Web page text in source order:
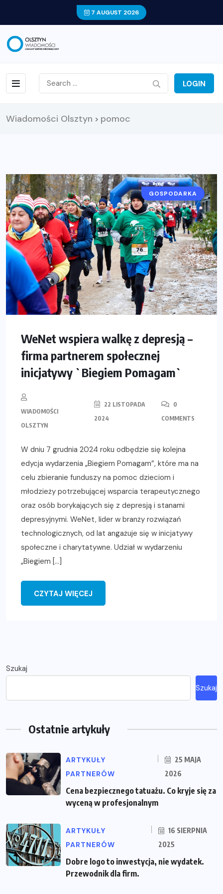
7 AUGUST 2026
LOGIN
Wiadomości Olsztyn > pomoc
GOSPODARKA
WeNet wspiera walkę z depresją –
firma partnerem społecznej
inicjatywy `Biegiem Pomagam`
WIADOMOŚCI
OLSZTYN
22 LISTOPADA
2024
0
COMMENTS
W dniu 7 grudnia 2024 roku odbędzie się kolejna
edycja wydarzenia „Biegiem Pomagam”, które ma na
celu zbieranie funduszy na pomoc dzieciom i
młodzieży potrzebującej wsparcia terapeutycznego
oraz osób borykających się z depresją i stanami
depresyjnymi. WeNet, lider w branży rozwiązań
technologicznych, od lat angażuje się w inicjatywy
społeczne i charytatywne. Udział w wydarzeniu
„Biegiem […]
CZYTAJ WIĘCEJ
Szukaj
Szukaj
Ostatnie artykuły
ARTYKUŁY
PARTNERÓW
25 MAJA
2026
Cena bezpiecznego tatuażu. Co kryje się za
wyceną w profesjonalnym
ARTYKUŁY
PARTNERÓW
16 SIERPNIA
2025
Dobre logo to inwestycja, nie wydatek.
Przewodnik dla firm.